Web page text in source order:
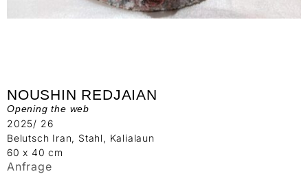
NOUSHIN REDJAIAN
Opening the web
2025/ 26
Belutsch Iran, Stahl, Kalialaun
60 x 40 cm
Anfrage